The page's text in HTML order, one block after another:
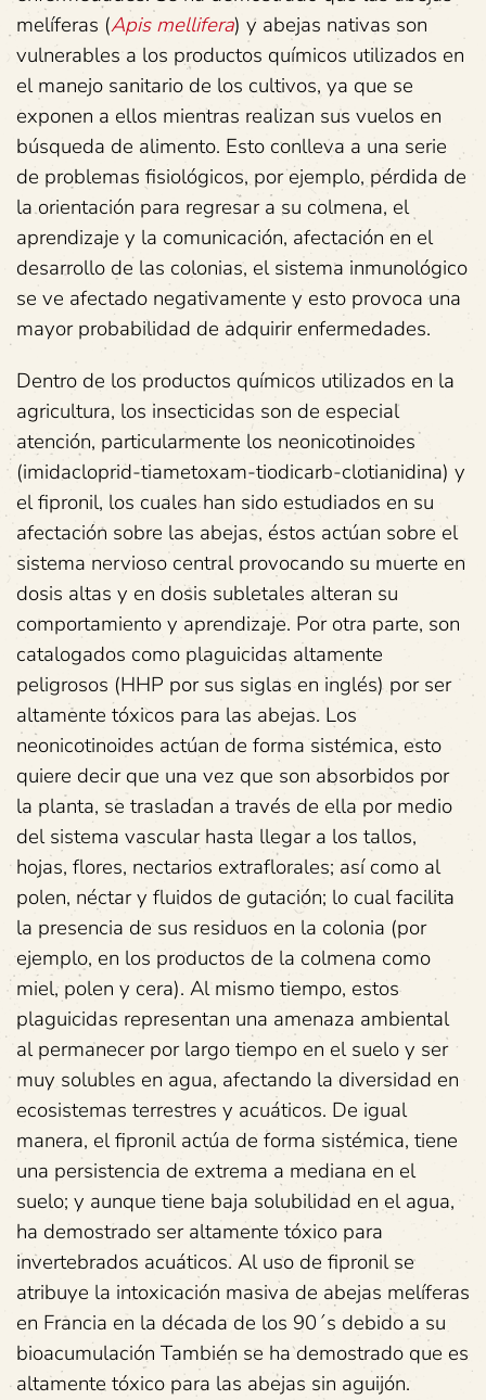
melíferas (Apis mellifera) y abejas nativas son
vulnerables a los productos químicos utilizados en
el manejo sanitario de los cultivos, ya que se
exponen a ellos mientras realizan sus vuelos en
búsqueda de alimento. Esto conlleva a una serie
de problemas fisiológicos, por ejemplo, pérdida de
la orientación para regresar a su colmena, el
aprendizaje y la comunicación, afectación en el
desarrollo de las colonias, el sistema inmunológico
se ve afectado negativamente y esto provoca una
mayor probabilidad de adquirir enfermedades.
Dentro de los productos químicos utilizados en la
agricultura, los insecticidas son de especial
atención, particularmente los neonicotinoides
(imidacloprid-tiametoxam-tiodicarb-clotianidina) y
el fipronil, los cuales han sido estudiados en su
afectación sobre las abejas, éstos actúan sobre el
sistema nervioso central provocando su muerte en
dosis altas y en dosis subletales alteran su
comportamiento y aprendizaje. Por otra parte, son
catalogados como plaguicidas altamente
peligrosos (HHP por sus siglas en inglés) por ser
altamente tóxicos para las abejas. Los
neonicotinoides actúan de forma sistémica, esto
quiere decir que una vez que son absorbidos por
la planta, se trasladan a través de ella por medio
del sistema vascular hasta llegar a los tallos,
hojas, flores, nectarios extraflorales; así como al
polen, néctar y fluidos de gutación; lo cual facilita
la presencia de sus residuos en la colonia (por
ejemplo, en los productos de la colmena como
miel, polen y cera). Al mismo tiempo, estos
plaguicidas representan una amenaza ambiental
al permanecer por largo tiempo en el suelo y ser
muy solubles en agua, afectando la diversidad en
ecosistemas terrestres y acuáticos. De igual
manera, el fipronil actúa de forma sistémica, tiene
una persistencia de extrema a mediana en el
suelo; y aunque tiene baja solubilidad en el agua,
ha demostrado ser altamente tóxico para
invertebrados acuáticos. Al uso de fipronil se
atribuye la intoxicación masiva de abejas melíferas
en Francia en la década de los 90´s debido a su
bioacumulación También se ha demostrado que es
altamente tóxico para las abejas sin aguijón.